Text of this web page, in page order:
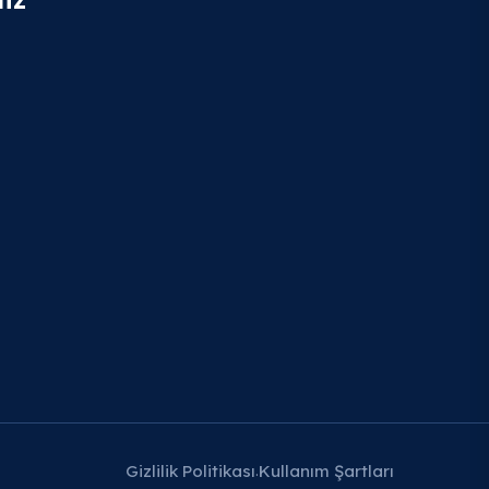
Gizlilik Politikası Kullanım Şartları